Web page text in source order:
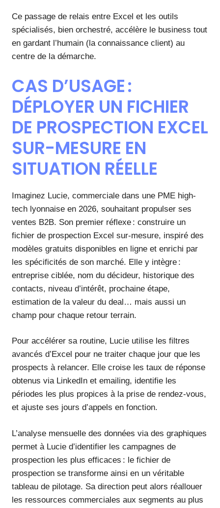
Ce passage de relais entre Excel et les outils
spécialisés, bien orchestré, accélère le business tout
en gardant l’humain (la connaissance client) au
centre de la démarche.
CAS D’USAGE :
DÉPLOYER UN FICHIER
DE PROSPECTION EXCEL
SUR-MESURE EN
SITUATION RÉELLE
Imaginez Lucie, commerciale dans une PME high-
tech lyonnaise en 2026, souhaitant propulser ses
ventes B2B. Son premier réflexe : construire un
fichier de prospection Excel sur-mesure, inspiré des
modèles gratuits disponibles en ligne et enrichi par
les spécificités de son marché. Elle y intègre :
entreprise ciblée, nom du décideur, historique des
contacts, niveau d’intérêt, prochaine étape,
estimation de la valeur du deal… mais aussi un
champ pour chaque retour terrain.
Pour accélérer sa routine, Lucie utilise les filtres
avancés d’Excel pour ne traiter chaque jour que les
prospects à relancer. Elle croise les taux de réponse
obtenus via LinkedIn et emailing, identifie les
périodes les plus propices à la prise de rendez-vous,
et ajuste ses jours d’appels en fonction.
L’analyse mensuelle des données via des graphiques
permet à Lucie d’identifier les campagnes de
prospection les plus efficaces : le fichier de
prospection se transforme ainsi en un véritable
tableau de pilotage. Sa direction peut alors réallouer
les ressources commerciales aux segments au plus